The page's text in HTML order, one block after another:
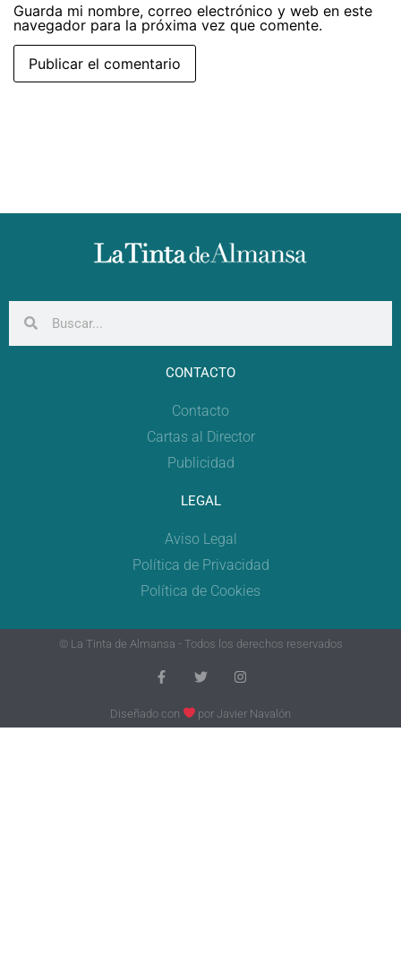
Guarda mi nombre, correo electrónico y web en este
navegador para la próxima vez que comente.
CONTACTO
Contacto
Cartas al Director
Publicidad
LEGAL
Aviso Legal
Política de Privacidad
Política de Cookies
© La Tinta de Almansa - Todos los derechos reservados
Diseñado con porJavier Navalón